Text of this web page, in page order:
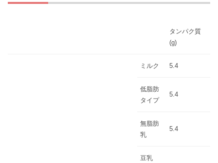
タンパク質
(g)
ミルク 5.4
低脂肪
タイプ
5.4
無脂肪
乳
5.4
豆乳